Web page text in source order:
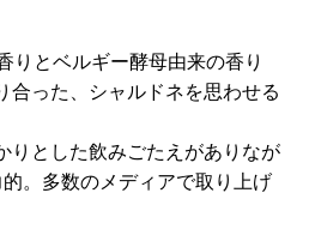
とベルギー酵母由来の香り
った、シャルドネを思わせる
りとした飲みごたえがありなが
。多数のメディアで取り上げ